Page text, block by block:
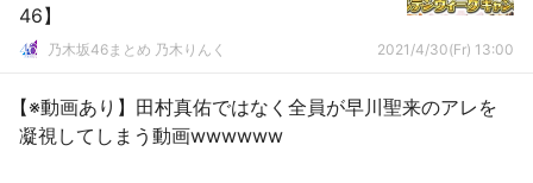
46】
乃木坂46まとめ 乃木りんく 2021/4/30(Fr) 13:00
【※動画あり】田村真佑ではなく全員が早川聖来のアレを
凝視してしまう動画wwwwww